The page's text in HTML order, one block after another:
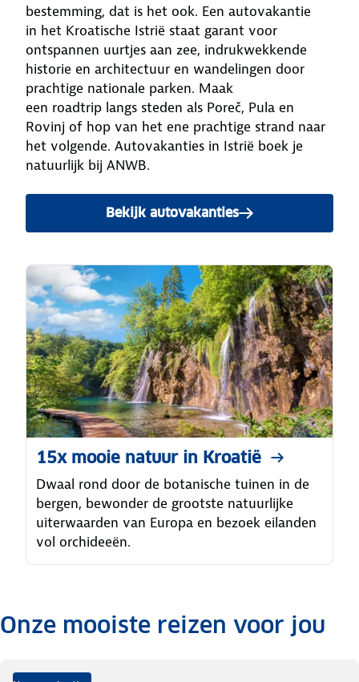
bestemming, dat is het ook. Een autovakantie
in het Kroatische Istrië staat garant voor
ontspannen uurtjes aan zee, indrukwekkende
historie en architectuur en wandelingen door
prachtige nationale parken. Maak
een roadtrip langs steden als Poreč, Pula en
Rovinj of hop van het ene prachtige strand naar
het volgende. Autovakanties in Istrië boek je
natuurlijk bij ANWB.
Bekijk autovakanties
naar Istrië
15x mooie natuur in Kroatië
Dwaal rond door de botanische tuinen in de
bergen, bewonder de grootste natuurlijke
uiterwaarden van Europa en bezoek eilanden
vol orchideeën.
.Onze mooiste reizen voor jou